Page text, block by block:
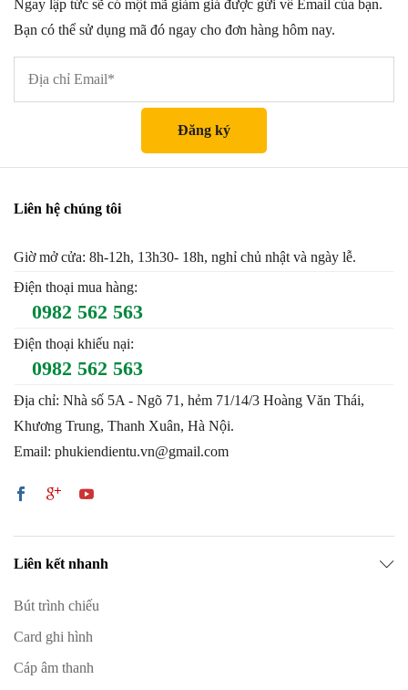
Ngay lập tức sẽ có một mã giảm giá được gửi về Email của bạn.
Bạn có thể sử dụng mã đó ngay cho đơn hàng hôm nay.
Liên hệ chúng tôi
Giờ mở cửa: 8h-12h, 13h30- 18h, nghỉ chủ nhật và ngày lễ.
Điện thoại mua hàng:
0982 562 563
Điện thoại khiếu nại:
0982 562 563
Địa chỉ: Nhà số 5A - Ngõ 71, hẻm 71/14/3 Hoàng Văn Thái,
Khương Trung, Thanh Xuân, Hà Nội.
Email: phukiendientu.vn@gmail.com
Liên kết nhanh
Bút trình chiếu
Card ghi hình
Cáp âm thanh